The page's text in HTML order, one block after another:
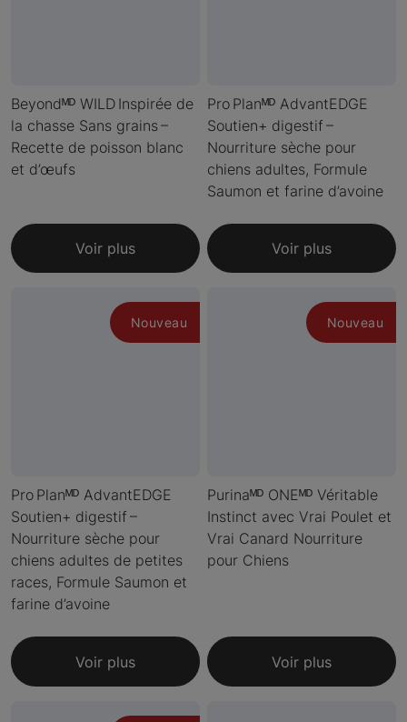
Beyondᴹᴰ WILD Inspirée de
la chasse Sans grains –
Recette de poisson blanc
et d’œufs
Voir plus
Pro Planᴹᴰ AdvantEDGE
Soutien+ digestif –
Nourriture sèche pour
chiens adultes, Formule
Saumon et farine d’avoine
Voir plus
Nouveau
Pro Planᴹᴰ AdvantEDGE
Soutien+ digestif –
Nourriture sèche pour
chiens adultes de petites
races, Formule Saumon et
farine d’avoine
Voir plus
Nouveau
Purinaᴹᴰ ONEᴹᴰ Véritable
Instinct avec Vrai Poulet et
Vrai Canard Nourriture
pour Chiens
Voir plus